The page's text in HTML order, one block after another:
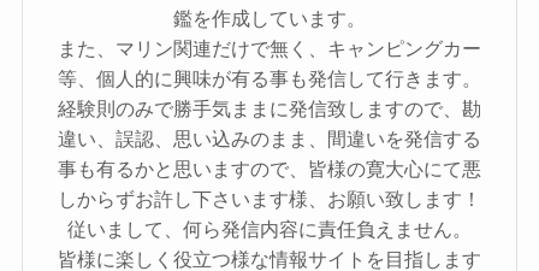
鑑を作成しています。
また、マリン関連だけで無く、キャンピングカー
等、個人的に興味が有る事も発信して行きます。
経験則のみで勝手気ままに発信致しますので、勘
違い、誤認、思い込みのまま、間違いを発信する
事も有るかと思いますので、皆様の寛大心にて悪
しからずお許し下さいます様、お願い致します！
従いまして、何ら発信内容に責任負えません。
皆様に楽しく役立つ様な情報サイトを目指します